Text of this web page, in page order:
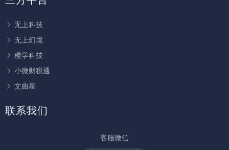
无上科技
无上幻境
稷学科技
小微财税通
文曲星
联系我们
客服微信